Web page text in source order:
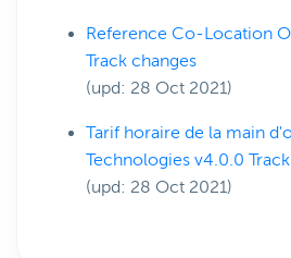
Reference Co-Location
Track changes
(upd: 28 Oct 2021)
Tarif horaire de la main
Technologies v4.0.0
(upd: 28 Oct 2021)